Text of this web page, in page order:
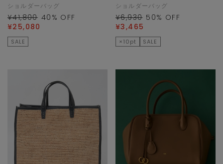
ショルダーバッグ
¥41,800 40 % OFF
¥25,080
SALE
ショルダーバッグ
¥6,930 50% OFF
¥3,465
×10pt SALE